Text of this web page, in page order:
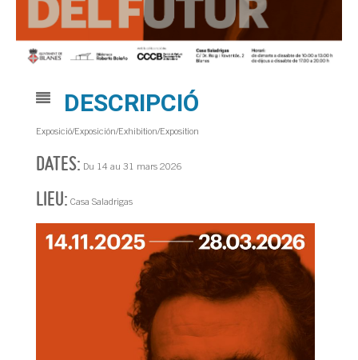
DESCRIPCIÓ
Exposició/Exposición/Exhibition/Exposition
DATES: Du 14 au 31 mars 2026
LIEU: Casa Saladrigas